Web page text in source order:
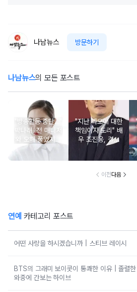
나남뉴스 방문하기
나남뉴스의 모든 포스트
"방송활동 중단…"
박나래, 전 매니저
와 오해 풀었지만
불찰 반성
"지난 과오에 대한
책임이자 도리" 배
우 조진웅, 결국
은퇴 선언
이전다음
연예 카테고리 포스트
어떤 사랑을 하시겠습니까 | 스티브 레이시
BTS의 그래미 보이콧이 통쾌한 이유 | 졸렬
와중에 간보는 하이브